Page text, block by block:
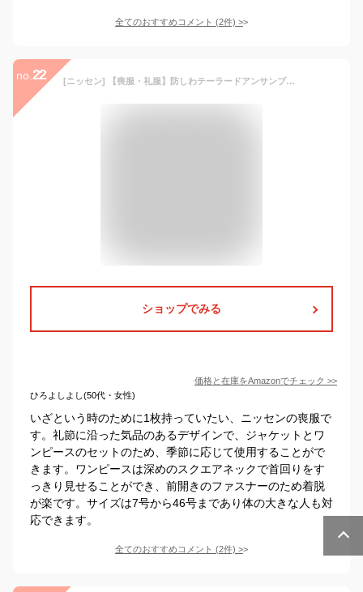
全てのおすすめコメント (2件) >
no. 22 [ニッセン] 【喪服・礼服】防しわテーラードアンサンブル（ジャケット＋前開きセミフレアワンピース）（オールシーズン対応）＜大きいサイズ有＞
ショップでみる
価格と在庫をAmazonでチェック >>
ひろよしよし(50代・女性)
いざという時のために1枚持っていたい、ニッセンの喪服で
す。礼節に沿った気品のあるデザインで、ジャケットとワ
ンピースのセットのため、季節に応じて使用することがで
きます。ワンピースは深めのスクエアネックで首回りをす
っきり見せることができ、前開きのファスナーのため着脱
が楽です。サイズは7号から46号まであり体の大きな人も対
応できます。
全てのおすすめコメント (2件) >